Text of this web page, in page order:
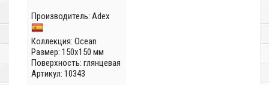
Производитель: Adex
Коллекция: Ocean
Размер: 150x150 мм
Поверхность: глянцевая
Артикул: 10343